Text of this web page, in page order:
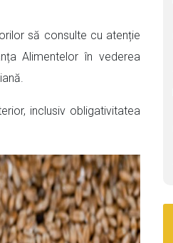
să consulte cu atenție
Alimentelor în vederea
inclusiv obligativitatea